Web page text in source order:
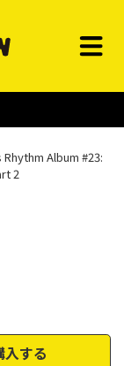
Album #23:
2
入する